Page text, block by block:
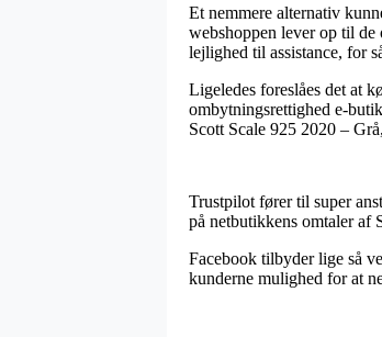
Et nemmere alternativ
webshoppen lever op til
lejlighed til assistance, for
Ligeledes foreslåes det at
ombytningsrettighed e-
Scott Scale 925 2020 –
Trustpilot fører til super
på netbutikkens omtaler af
Facebook tilbyder lige så
kunderne mulighed for at